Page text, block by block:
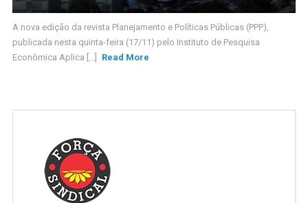
A nova edição da revista Planejamento e Políticas Públicas (PPP),
publicada nesta quinta-feira (17/11) pelo Instituto de Pesquisa
Econômica Aplica [...]
Read More